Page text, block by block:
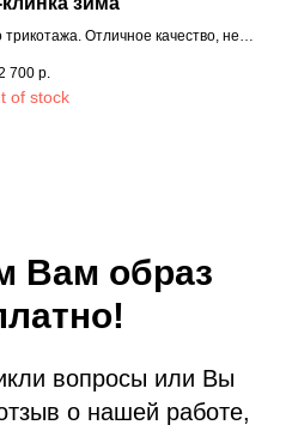
Отличное качество, не
700 р.
of stock
Вам образ
вопросы или Вы
о нашей работе,